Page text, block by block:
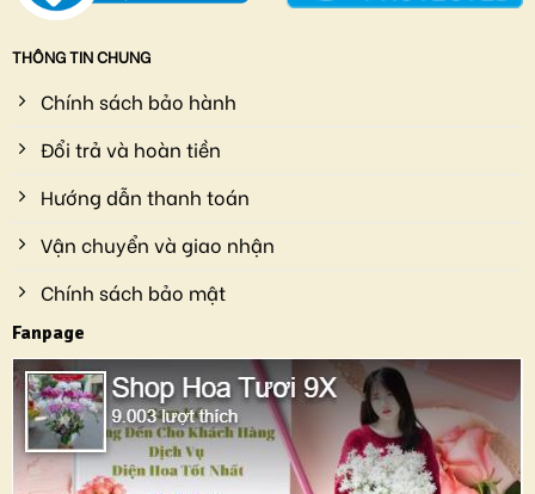
THÔNG TIN CHUNG
Chính sách bảo hành
Đổi trả và hoàn tiền
Hướng dẫn thanh toán
Vận chuyển và giao nhận
Chính sách bảo mật
Fanpage